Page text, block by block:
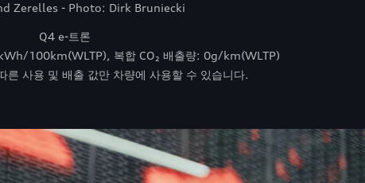
Zerelles - Photo: Dirk Bruniecki
Q4 e-트론
100km(WLTP), 복합 CO₂ 배출량: 0g/km(WLTP)
른 사용 및 배출 값만 차량에 사용할 수 있습니다.